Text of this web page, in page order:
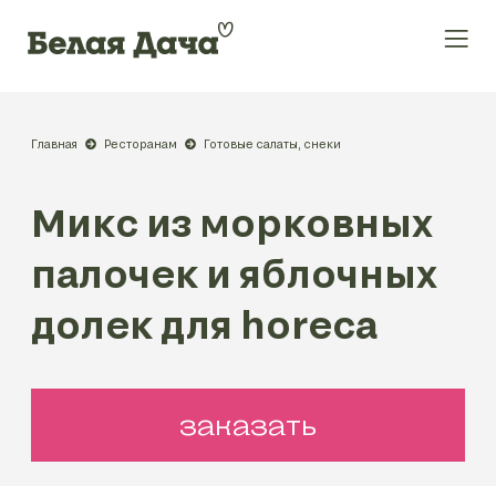
Главная Ресторанам Готовые салаты, снеки
Микс из морковных
палочек и яблочных
долек для horeca
заказать